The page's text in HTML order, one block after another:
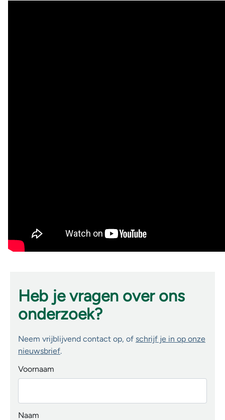
Heb je vragen over ons
onderzoek?
Neem vrijblijvend contact op, of schrijf je in op onze
nieuwsbrief.
Voornaam
Naam